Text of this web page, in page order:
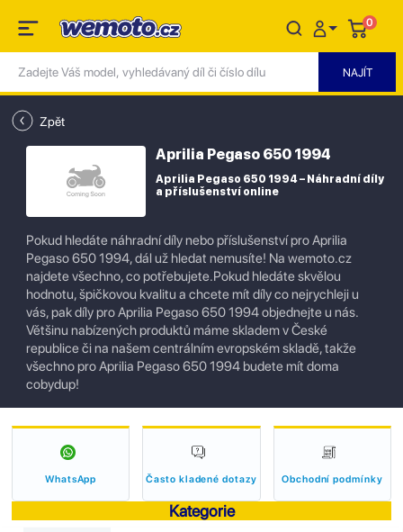
0
Zpět
Aprilia Pegaso 650 1994
Aprilia Pegaso 650 1994 – Náhradní díly
a příslušenství online
Pokud hledáte náhradní díly nebo příslušenství pro Aprilia
Pegaso 650 1994, dál už hledat nemusíte! Na wemoto.cz
najdete všechno, co potřebujete.Pokud hledáte skvělou
hodnotu, špičkovou kvalitu a chcete mít díly co nejrychleji u
vás, pak díly pro Aprilia Pegaso 650 1994 objednejte u nás.
Většinu nabízených produktů máme skladem v České
republice či na našem centrálním evropském skladě, takže
všechno pro Aprilia Pegaso 650 1994 budete mít doma
cobydup!
WhatsApp Často kladené dotazy Obchodní podmínky
Kategorie